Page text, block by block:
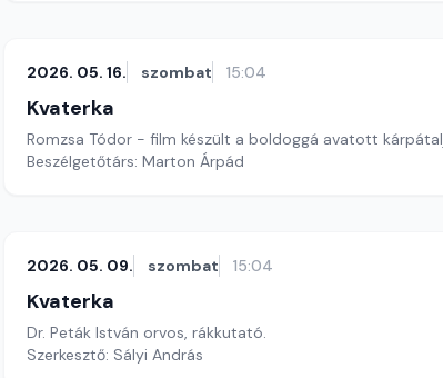
2026. 05. 16. szombat 15:04
Kvaterka
Romzsa Tódor - film készült a boldoggá avatott
Beszélgetőtárs: Marton Árpád
2026. 05. 09. szombat 15:04
Kvaterka
Dr. Peták István orvos, rákkutató.
Szerkesztő: Sályi András